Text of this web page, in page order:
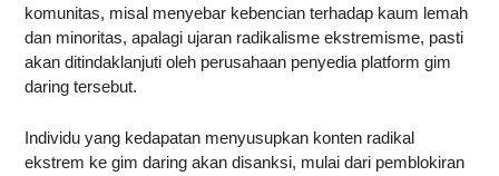
komunitas, misal menyebar kebencian terhadap kaum lemah
dan minoritas, apalagi ujaran radikalisme ekstremisme, pasti
akan ditindaklanjuti oleh perusahaan penyedia platform gim
daring tersebut.
Individu yang kedapatan menyusupkan konten radikal
ekstrem ke gim daring akan disanksi, mulai dari pemblokiran